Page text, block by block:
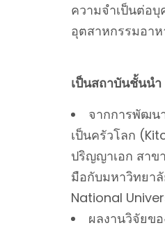
ความจำเป็นต่อ
อุตสาหกรรมอาห
เป็นสถาบันชั้นน
จากการพัฒน
เป็นครัวโลก
ปริญญาเอก สาข
มือกับมหาวิทยา
National
ผลงานวิจัยข